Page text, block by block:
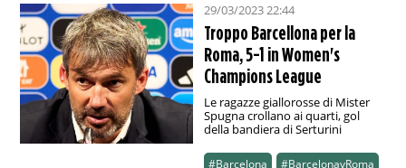
29/03/2023 22:44
Troppo Barcellona per la
Roma, 5-1 in Women's
Champions League
Le ragazze giallorosse di Mister
Spugna crollano ai quarti, gol
della bandiera di Serturini
#Barcelona
#BarcelonavRoma